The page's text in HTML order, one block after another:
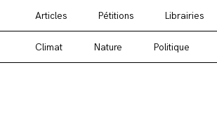
Vous cherchez un média
Articles Pétitions Librairies
Climat Nature Politique